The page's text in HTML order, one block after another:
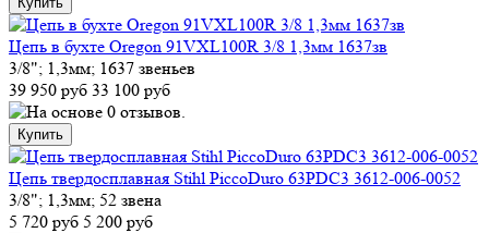
Цепь в бухте Oregon 91VXL100R 3/8 1,3мм 1637зв
3/8"; 1,3мм; 1637 звеньев
39 950 руб 33 100 руб
Цепь твердосплавная Stihl PiccoDuro 63PDC3 3612-006-0052
3/8"; 1,3мм; 52 звена
5 720 руб 5 200 руб